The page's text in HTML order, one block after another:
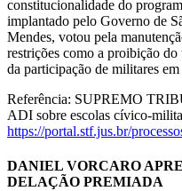
constitucionalidade do
implantado pelo Governo de
Mendes, votou pela
restrições como a proibição
da participação de militares
Referência: SUPREMO
ADI sobre escolas cívico-
https://portal.stf.jus.br/
DANIEL VORCARO
DELAÇÃO PREMIADA